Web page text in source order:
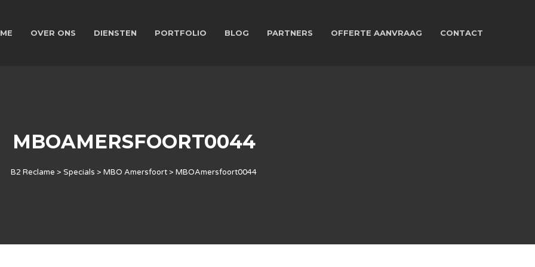
OVER ONS DIENSTEN PORTFOLIO BLOG PARTNERS OFFERTE AANVRAAG CONTACT
MBOAMERSFOORT0044
B2 Reclame > Specials > MBO Amersfoort> MBOAmersfoort0044